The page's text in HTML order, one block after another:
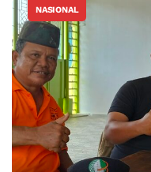
NASIONAL